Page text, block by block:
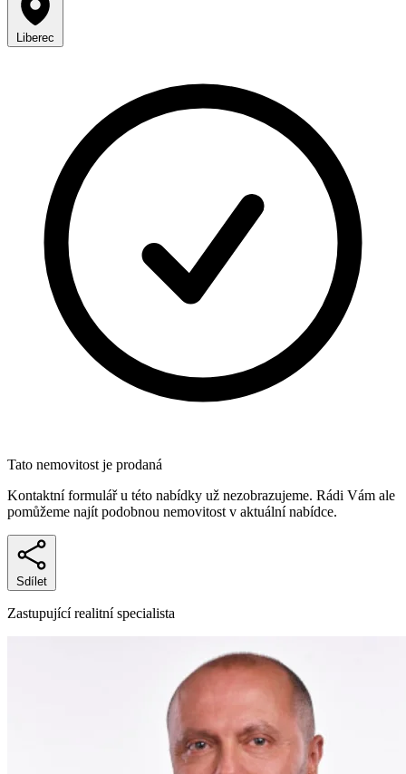
Liberec
Tato nemovitost je prodaná
Kontaktní formulář u této nabídky už nezobrazujeme. Rádi Vám ale
pomůžeme najít podobnou nemovitost v aktuální nabídce.
Sdílet
Zastupující realitní specialista